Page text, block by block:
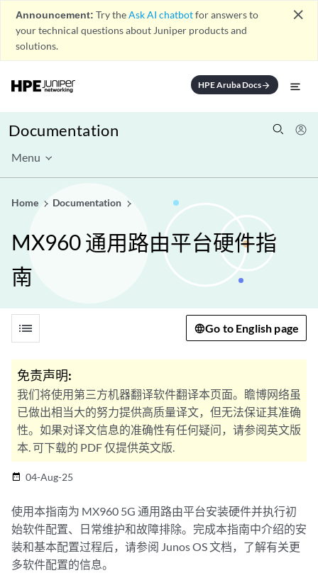
Announcement: Try theAsk AI chatbotfor answers to
your technical questions about Juniper products and
solutions.
close
HPE Aruba Docsarrow_forward
Documentation
Menu
Home Documentation
MX960 通用路由平台硬件指
南
list Go to English page
免责声明:
我们将使用第三方机器翻译软件翻译本页面。瞻博网络虽
已做出相当大的努力提供高质量译文，但无法保证其准确
性。如果对译文信息的准确性有任何疑问，请参阅英文版
本. 可下载的 PDF 仅提供英文版.
date_range 04-Aug-25
使用本指南为 MX960 5G 通用路由平台安装硬件并执行初
始软件配置、日常维护和故障排除。完成本指南中介绍的安
装和基本配置过程后，请参阅 Junos OS 文档，了解有关更
多软件配置的信息。